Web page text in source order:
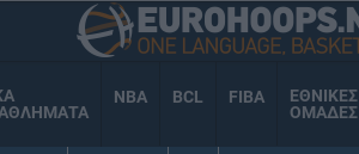
NBA BCL FIBA
ΕΘΝΙΚΕΣ
ΟΜΑΔΕΣ